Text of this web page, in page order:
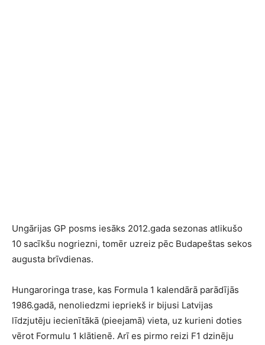
Ungārijas GP posms iesāks 2012.gada sezonas atlikušo
10 sacīkšu nogriezni, tomēr uzreiz pēc Budapeštas sekos
augusta brīvdienas.
Hungaroringa trase, kas Formula 1 kalendārā parādījās
1986.gadā, nenoliedzmi iepriekš ir bijusi Latvijas
līdzjutēju iecienītākā (pieejamā) vieta, uz kurieni doties
vērot Formulu 1 klātienē. Arī es pirmo reizi F1 dzinēju